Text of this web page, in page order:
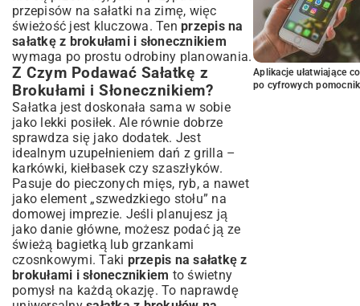
przepisów na sałatki na zimę, więc
świeżość jest kluczowa. Ten przepis na
sałatkę z brokułami i słonecznikiem
wymaga po prostu odrobiny planowania.
Z Czym Podawać Sałatkę z
Brokułami i Słonecznikiem?
Sałatka jest doskonała sama w sobie
jako lekki posiłek. Ale równie dobrze
sprawdza się jako dodatek. Jest
idealnym uzupełnieniem dań z grilla –
karkówki, kiełbasek czy szaszłyków.
Pasuje do pieczonych mięs, ryb, a nawet
jako element „szwedzkiego stołu” na
domowej imprezie. Jeśli planujesz ją
jako danie główne, możesz podać ją ze
świeżą bagietką lub grzankami
czosnkowymi. Taki przepis na sałatkę z
brokułami i słonecznikiem to świetny
pomysł na każdą okazję. To naprawdę
Aplikacje ułatwiające
po cyfrowych